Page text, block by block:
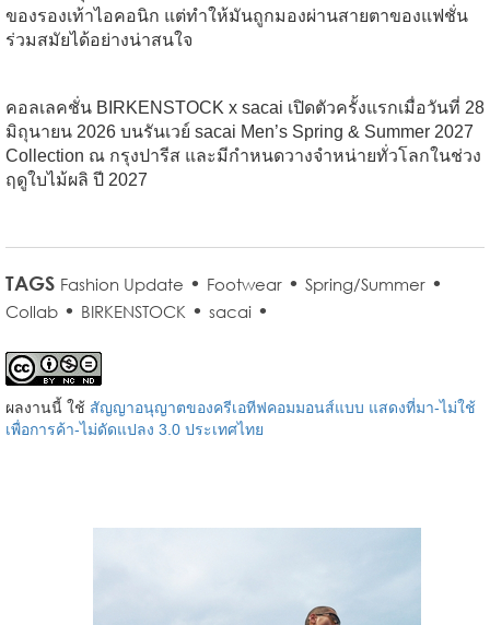
ของรองเท้าไอคอนิก แต่ทำให้มันถูกมองผ่านสายตาของแฟชั่น
ร่วมสมัยได้อย่างน่าสนใจ
คอลเลคชั่น BIRKENSTOCK x sacai เปิดตัวครั้งแรกเมื่อวันที่ 28
มิถุนายน 2026 บนรันเวย์ sacai Men’s Spring & Summer 2027
Collection ณ กรุงปารีส และมีกำหนดวางจำหน่ายทั่วโลกในช่วง
ฤดูใบไม้ผลิ ปี 2027
TAGS Fashion Update • Footwear • Spring/Summer •
Collab • BIRKENSTOCK • sacai •
ผลงานนี้ ใช้ สัญญาอนุญาตของครีเอทีฟคอมมอนส์แบบ แสดงที่มา-ไม่ใช้
เพื่อการค้า-ไม่ดัดแปลง 3.0 ประเทศไทย